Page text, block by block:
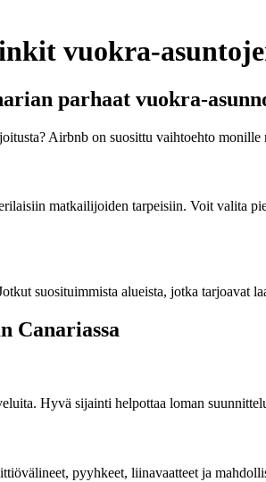
vuokra-
parhaat vuokra-
Airbnb on suosittu vaihtoehto
matkailijoiden tarpeisiin. Voit valita
suosituimmista alueista, jotka tarjoavat
Canariassa
Hyvä sijainti helpottaa loman
pyyhkeet, liinavaatteet ja